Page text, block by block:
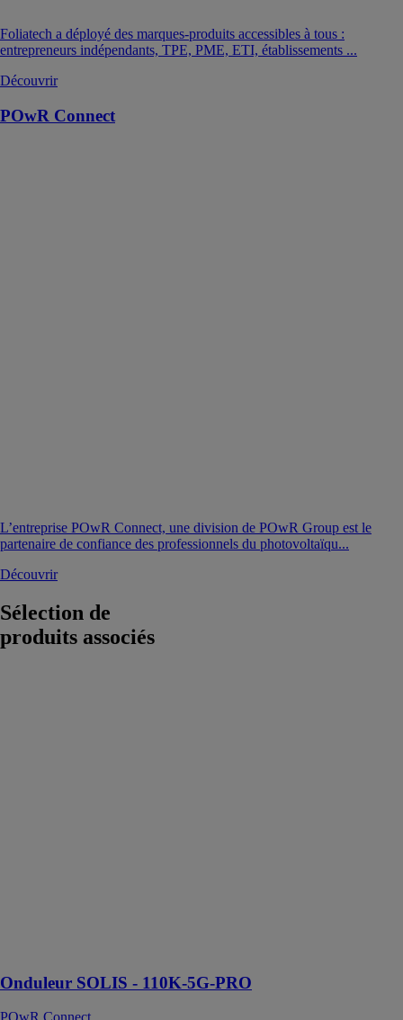
Foliatech a déployé des marques-produits accessibles à tous :
entrepreneurs indépendants, TPE, PME, ETI, établissements ...
Découvrir
POwR Connect
L’entreprise POwR Connect, une division de POwR Group est le
partenaire de confiance des professionnels du photovoltaïqu...
Découvrir
Sélection de
produits associés
Onduleur SOLIS - 110K-5G-PRO
POwR Connect